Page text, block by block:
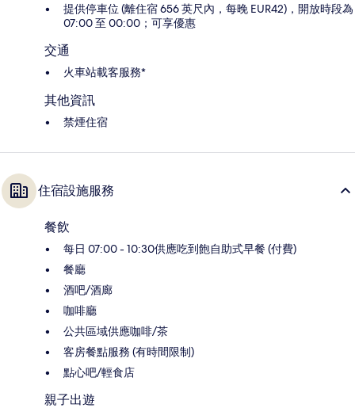
提供停車位 (離住宿 656 英尺內，每晚 EUR42)，開放時段為
07:00 至 00:00；可享優惠
交通
火車站載客服務*
其他資訊
禁煙住宿
住宿設施服務
餐飲
每日 07:00 - 10:30供應吃到飽自助式早餐 (付費)
餐廳
酒吧/酒廊
咖啡廳
公共區域供應咖啡/茶
客房餐點服務 (有時間限制)
點心吧/輕食店
親子出遊